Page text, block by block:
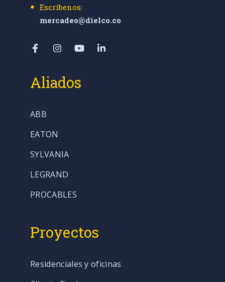
Escríbenos:
mercadeo@dielco.co
Aliados
ABB
EATON
SYLVANIA
LEGRAND
PROCABLES
Proyectos
Residenciales y oficinas